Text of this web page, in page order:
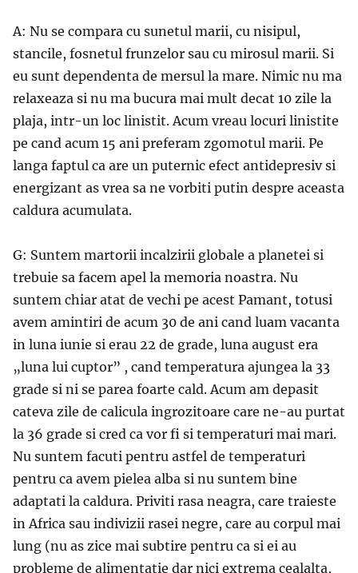
A: Nu se compara cu sunetul marii, cu nisipul,
stancile, fosnetul frunzelor sau cu mirosul marii. Si
eu sunt dependenta de mersul la mare. Nimic nu ma
relaxeaza si nu ma bucura mai mult decat 10 zile la
plaja, intr-un loc linistit. Acum vreau locuri linistite
pe cand acum 15 ani preferam zgomotul marii. Pe
langa faptul ca are un puternic efect antidepresiv si
energizant as vrea sa ne vorbiti putin despre aceasta
caldura acumulata.
G: Suntem martorii incalzirii globale a planetei si
trebuie sa facem apel la memoria noastra. Nu
suntem chiar atat de vechi pe acest Pamant, totusi
avem amintiri de acum 30 de ani cand luam vacanta
in luna iunie si erau 22 de grade, luna august era
„luna lui cuptor” , cand temperatura ajungea la 33
grade si ni se parea foarte cald. Acum am depasit
cateva zile de calicula ingrozitoare care ne-au purtat
la 36 grade si cred ca vor fi si temperaturi mai mari.
Nu suntem facuti pentru astfel de temperaturi
pentru ca avem pielea alba si nu suntem bine
adaptati la caldura. Priviti rasa neagra, care traieste
in Africa sau indivizii rasei negre, care au corpul mai
lung (nu as zice mai subtire pentru ca si ei au
probleme de alimentatie dar nici extrema cealalta,